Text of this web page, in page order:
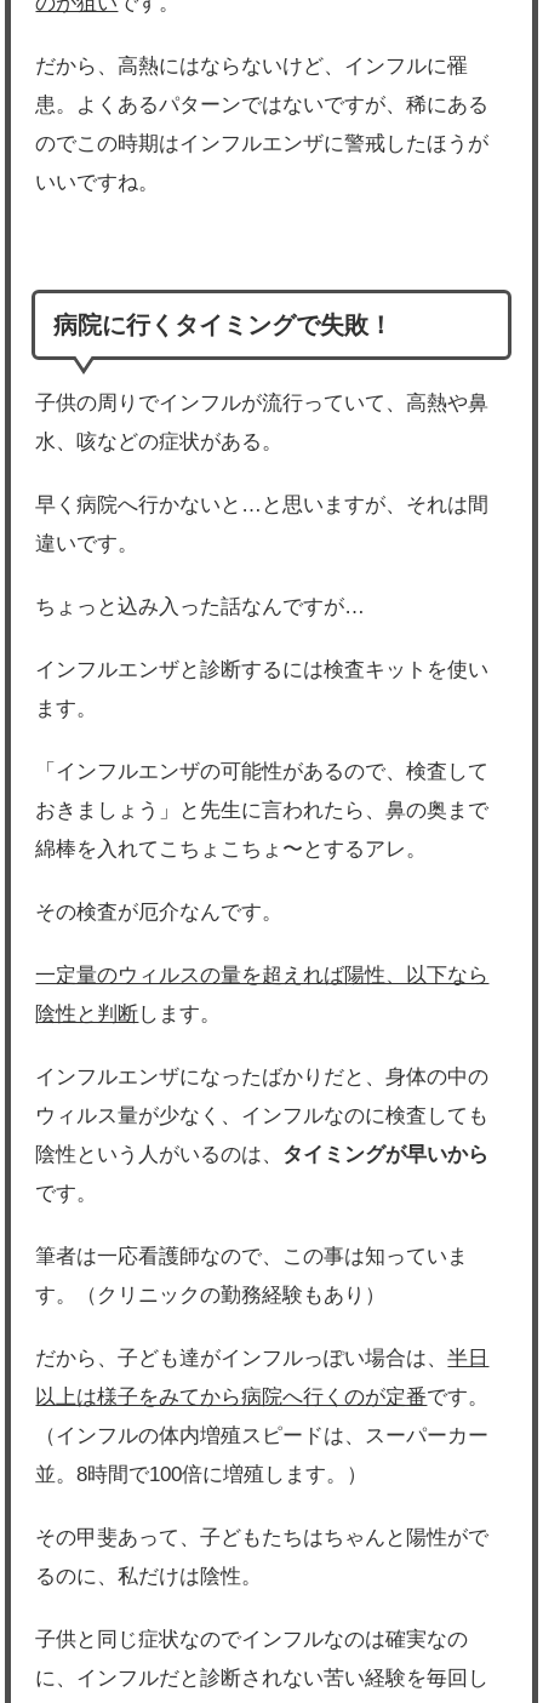
だから、高熱にはならないけど、インフルに罹
患。よくあるパターンではないですが、稀にある
のでこの時期はインフルエンザに警戒したほうが
いいですね。
病院に行くタイミングで失敗！
子供の周りでインフルが流行っていて、高熱や鼻
水、咳などの症状がある。
早く病院へ行かないと…と思いますが、それは間
違いです。
ちょっと込み入った話なんですが…
インフルエンザと診断するには検査キットを使い
ます。
「インフルエンザの可能性があるので、検査して
おきましょう」と先生に言われたら、鼻の奥まで
綿棒を入れてこちょこちょ〜とするアレ。
その検査が厄介なんです。
一定量のウィルスの量を超えれば陽性、以下なら
陰性と判断します。
インフルエンザになったばかりだと、身体の中の
ウィルス量が少なく、インフルなのに検査しても
陰性という人がいるのは、 タイミングが早いから
です。
筆者は一応看護師なので、この事は知っていま
す。（クリニックの勤務経験もあり）
だから、子ども達がインフルっぽい場合は、半日
以上は様子をみてから病院へ行くのが定番です。
（インフルの体内増殖スピードは、スーパーカー
並。8時間で100倍に増殖します。）
その甲斐あって、子どもたちはちゃんと陽性がで
るのに、私だけは陰性。
子供と同じ症状なのでインフルなのは確実なの
に、インフルだと診断されない苦い経験を毎回し